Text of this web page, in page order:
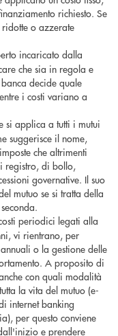
richiesto. Se
o azzerate
incaricato dalla
che sia in regola e
decide quale
i costi variano a
si applica a tutti i mutui
suggerisce il nome,
che altrimenti
registro, di bollo,
governative. Il suo
mutuo se si tratta della
periodici legati alla
vi rientrano, per
o la gestione delle
A proposito di
con quali modalità
la vita del mutuo (e-
internet banking
per questo conviene
e prendere